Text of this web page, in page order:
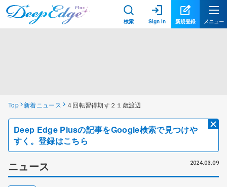
検索 Sign in 新規登録 メニュー
Top 新着ニュース ４回転習得期す２１歳渡辺
Deep Edge Plusの記事をGoogle検索で見つけや
すく。登録はこちら
ニュース 2024.03.09